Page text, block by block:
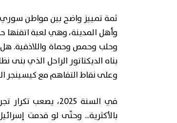
ثمة تمييز واضح بين مواطن سوري
وأهل المدينة، وهي لعبة اتقنها
وحلب وحمص وحماة واللاذقية. هل
وعلى نقاط التفاهم مع كيسينجر التي وفر فيها في 1974 كلّ
في السنة 2025،
بالأكثرية... وحتّى لو قدمت